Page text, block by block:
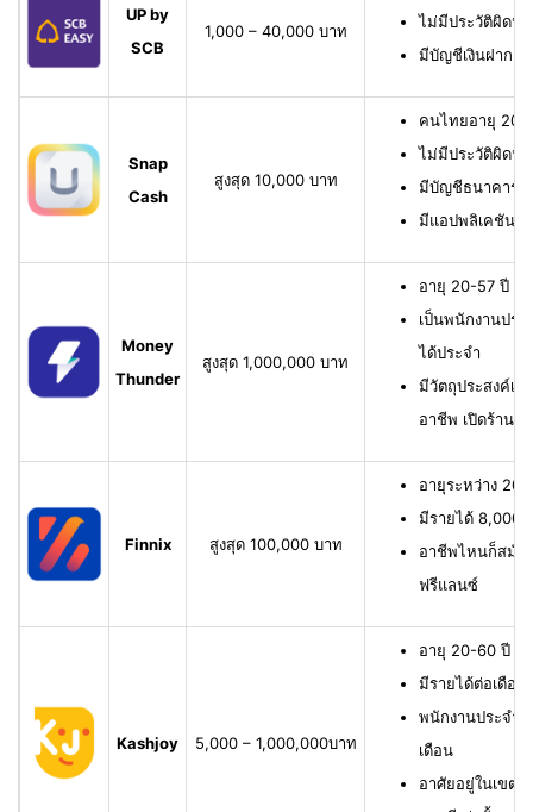
UP by
SCB
1,000 – 40,000 บาท
ไม่มีประวัติผิดนั
มีบัญชีเงินฝาก
Snap
Cash
สูงสุด 10,000 บาท
คนไทยอายุ 20-
ไม่มีประวัติผิดนั
มีบัญชีธนาคาร ห
มีแอปพลิเคชัน
Money
Thunder
สูงสุด 1,000,000 บาท
อายุ 20-57 ปี มี
เป็นพนักงานปร
ได้ประจำ
มีวัตถุประสงค์เพื่
อาชีพ เปิดร้าน
Finnix สูงสุด 100,000 บาท
อายุระหว่าง
มีรายได้ 8,000
อาชีพไหนก็สมัค
ฟรีแลนซ์
Kashjoy 5,000 – 1,000,000บาท
อายุ 20-60 ปี มี
มีรายได้ต่อเดือ
พนักงานประจำ
เดือน
อาศัยอยู่ในเขต